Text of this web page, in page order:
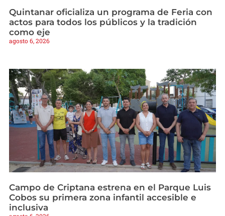
Quintanar oficializa un programa de Feria con
actos para todos los públicos y la tradición
como eje
agosto 6, 2026
Campo de Criptana estrena en el Parque Luis
Cobos su primera zona infantil accesible e
inclusiva